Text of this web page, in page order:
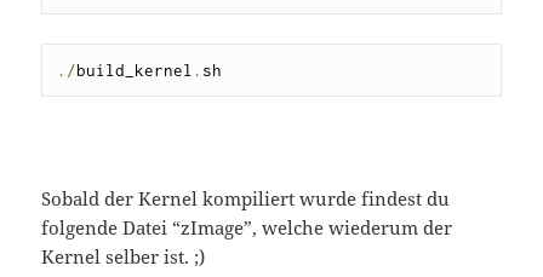
./build_kernel. sh
Sobald der Kernel kompiliert wurde findest du
folgende Datei “zImage”, welche wiederum der
Kernel selber ist. ;)